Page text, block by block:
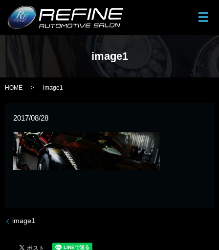
メ
image1
HOME image1
2017/08/28
image1